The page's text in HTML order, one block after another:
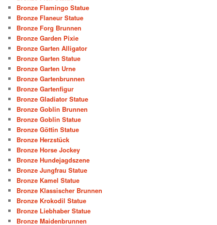
Bronze Flamingo Statue
Bronze Flaneur Statue
Bronze Forg Brunnen
Bronze Garden Pixie
Bronze Garten Alligator
Bronze Garten Statue
Bronze Garten Urne
Bronze Gartenbrunnen
Bronze Gartenfigur
Bronze Gladiator Statue
Bronze Goblin Brunnen
Bronze Goblin Statue
Bronze Göttin Statue
Bronze Herzstück
Bronze Horse Jockey
Bronze Hundejagdszene
Bronze Jungfrau Statue
Bronze Kamel Statue
Bronze Klassischer Brunnen
Bronze Krokodil Statue
Bronze Liebhaber Statue
Bronze Maidenbrunnen